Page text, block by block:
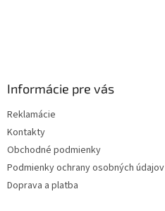
Informácie pre vás
Reklamácie
Kontakty
Obchodné podmienky
Podmienky ochrany osobných údajov
Doprava a platba